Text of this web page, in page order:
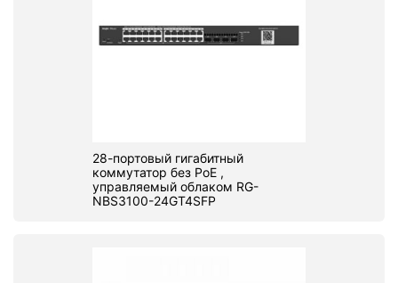
28-портовый гигабитный
коммутатор без PoE ,
управляемый облаком RG-
NBS3100-24GT4SFP